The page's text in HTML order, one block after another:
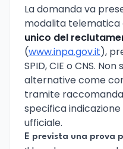
La domanda va
modalita
unico del
(www.inpa.gov.it),
SPID, CIE o CNS.
alternative come
tramite
specifica
ufficiale.
E prevista una prova